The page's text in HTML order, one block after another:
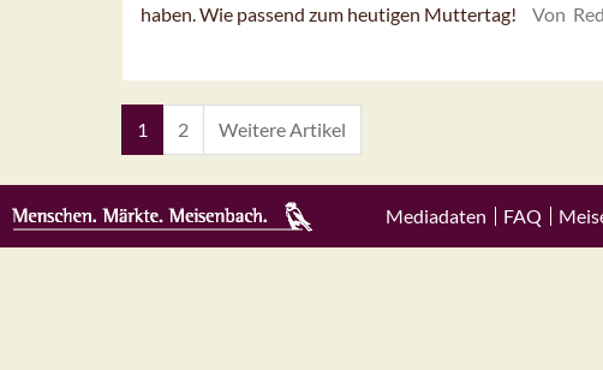
haben. Wie passend zum heutigen Muttertag!
Von
1 2 Weitere Artikel
Mediadaten FAQ